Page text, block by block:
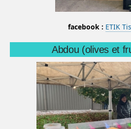
facebook : ETIK
Abdou (olives et